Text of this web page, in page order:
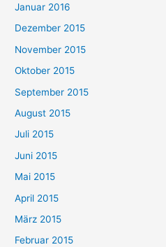
Januar 2016
Dezember 2015
November 2015
Oktober 2015
September 2015
August 2015
Juli 2015
Juni 2015
Mai 2015
April 2015
März 2015
Februar 2015